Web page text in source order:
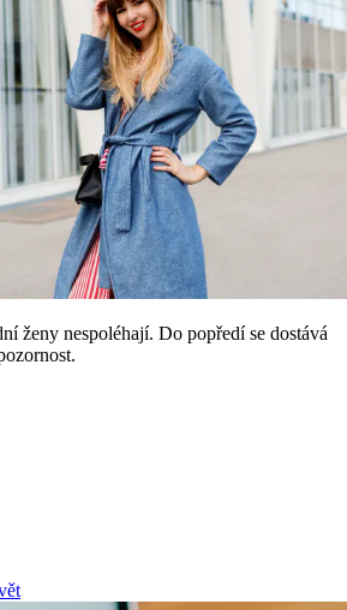
ženy nespoléhají. Do popředí se dostává